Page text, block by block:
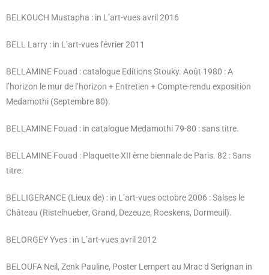
BELKOUCH Mustapha : in L’art-vues avril 2016
BELL Larry : in L’art-vues février 2011
BELLAMINE Fouad : catalogue Editions Stouky. Août 1980 : A
l’horizon le mur de l’horizon + Entretien + Compte-rendu exposition
Medamothi (Septembre 80).
BELLAMINE Fouad : in catalogue Medamothi 79-80 : sans titre.
BELLAMINE Fouad : Plaquette XII ème biennale de Paris. 82 : Sans
titre.
BELLIGERANCE (Lieux de) : in L’art-vues octobre 2006 : Salses le
Château (Ristelhueber, Grand, Dezeuze, Roeskens, Dormeuil).
BELORGEY Yves : in L’art-vues avril 2012
BELOUFA Neil, Zenk Pauline, Poster Lempert au Mrac d Serignan in